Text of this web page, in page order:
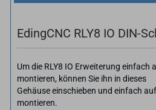
EdingCNC RLY8 IO DIN-
Um die RLY8 IO Erweiterung einfach
montieren, können Sie ihn in dieses
Gehäuse einschieben und einfach
montieren.